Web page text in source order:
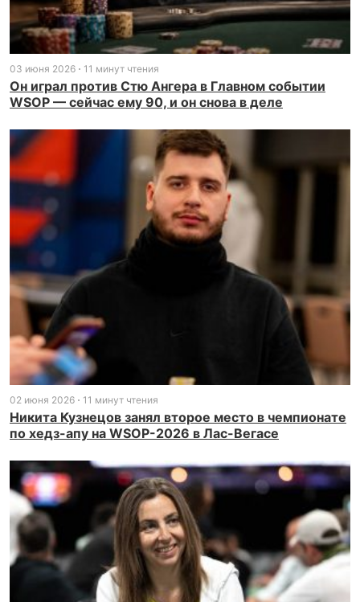
03 июня 2026 11 минут чтения
Он играл против Стю Ангера в Главном событии
WSOP — сейчас ему 90, и он снова в деле
02 июня 2026 11 минут чтения
Никита Кузнецов занял второе место в чемпионате
по хедз-апу на WSOP-2026 в Лас-Вегасе